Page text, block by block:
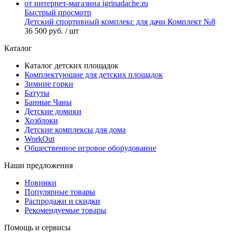
Быстрый просмотр
Детский спортивный комплекс для дачи Комплект №8
36 500 руб. / шт
Каталог
Каталог детских площадок
Комплектующие для детских площадок
Зимние горки
Батуты
Банные Чаны
Детские домики
Хозблоки
Детские комплексы для дома
WorkOut
Общественное игровое оборудование
Наши предложения
Новинки
Популярные товары
Распродажи и скидки
Рекомендуемые товары
Помощь и сервисы